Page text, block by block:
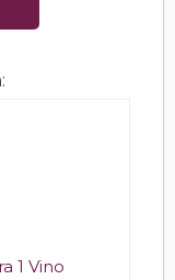
1 Vino